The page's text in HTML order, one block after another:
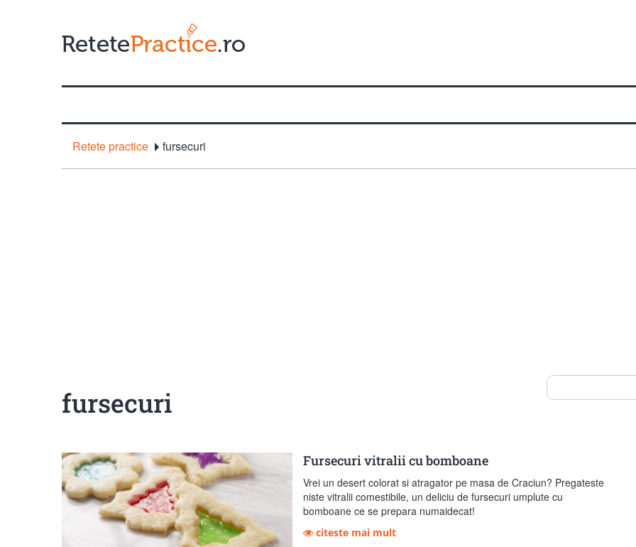
Retete practice fursecuri
fursecuri
Fursecuri vitralii cu bomboane
Vrei un desert colorat si atragator pe masa de Craciun? Pregateste
niste vitralii comestibile, un deliciu de fursecuri umplute cu
bomboane ce se prepara numaidecat!
citeste mai mult